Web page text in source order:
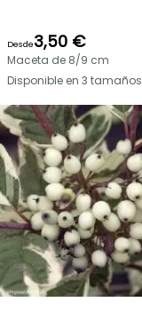
Desde3,50 €
Maceta de 8/9 cm
Disponible en 3 tamaños